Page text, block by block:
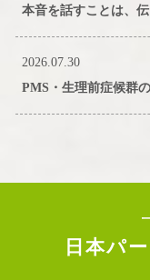
本音を話すことは、
2026.07.30
PMS・生理前症候群
日本パ